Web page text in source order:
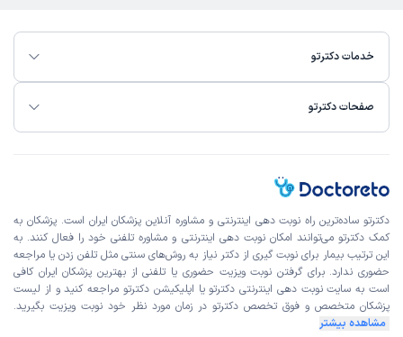
خدمات دکترتو
صفحات دکترتو
دکترتو ساده‌ترین راه نوبت‌ دهی اینترنتی و مشاوره آنلاین پزشکان ایران است. پزشکان به
کمک دکترتو می‌توانند امکان نوبت دهی اینترنتی و مشاوره تلفنی خود را فعال کنند. به
این ترتیب بیمار برای نوبت گیری از دکتر نیاز به روش‌های سنتی مثل تلفن زدن یا مراجعه
حضوری ندارد. برای گرفتن نوبت ویزیت حضوری یا تلفنی از بهترین پزشکان ایران کافی
است به سایت نوبت دهی اینترنتی دکترتو یا اپلیکیشن دکترتو مراجعه کنید و از لیست
پزشکان متخصص و فوق تخصص دکترتو در زمان مورد نظر خود نوبت ویزیت بگیرید.
مشاهده بیشتر